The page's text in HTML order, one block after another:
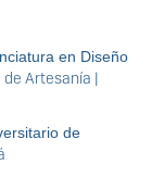
en Diseño
Artesanía |
de